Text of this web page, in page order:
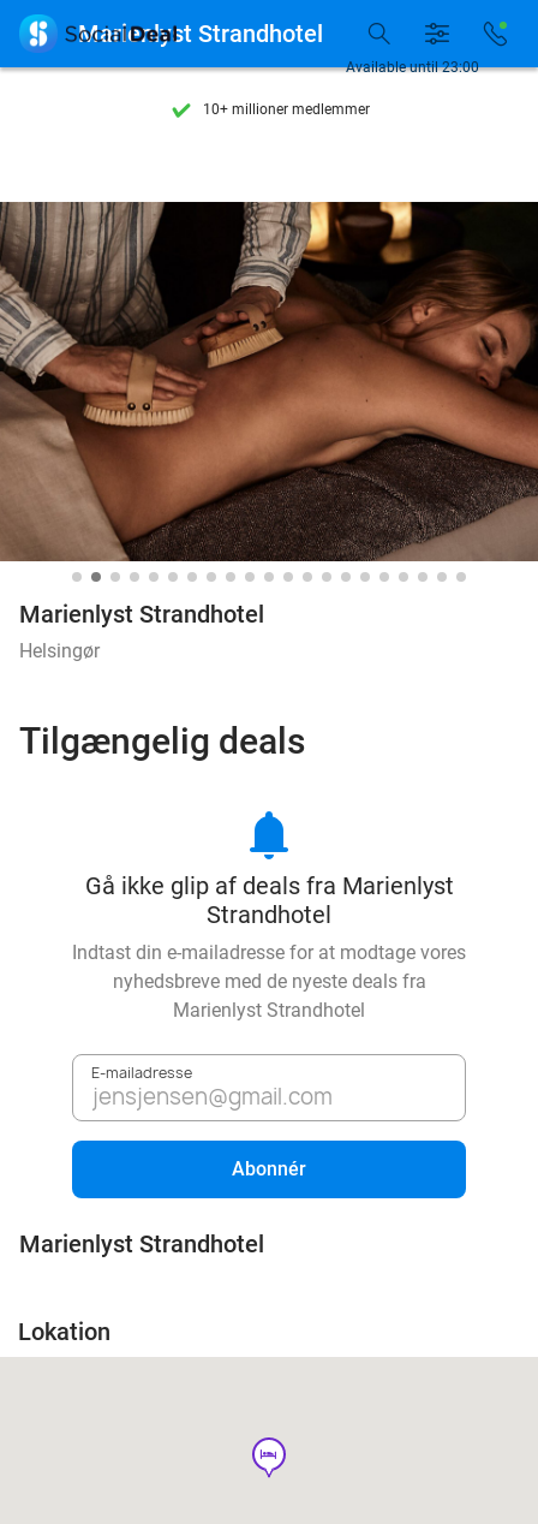
Tilgængelig 7 dage om ugen
10+ millioner medlemmer
Tilgængelig 7 dage om ugen
10+ millioner medlemmer
Available until 23:00
 Marienlyst Strandhotel
Marienlyst Strandhotel
Helsingør
Tilgængelig deals
notifications
Gå ikke glip af deals fra Marienlyst
Strandhotel
Indtast din e-mailadresse for at modtage vores
nyhedsbreve med de nyeste deals fra
Marienlyst Strandhotel
E-mailadresse
Abonnér
Marienlyst Strandhotel
Lokation
hotel